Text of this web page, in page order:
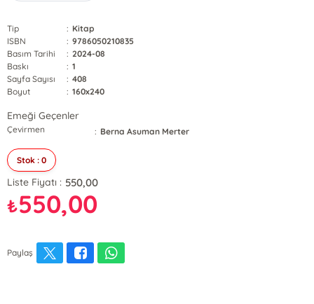
Tip : Kitap
ISBN
: 9786050210835
Basım Tarihi
: 2024-08
Baskı
: 1
Sayfa Sayısı
: 408
Boyut
: 160x240
Emeği Geçenler
Çevirmen : Berna Asuman Merter
Stok : 0
Liste Fiyatı : 550,00
₺550,00
Paylaş